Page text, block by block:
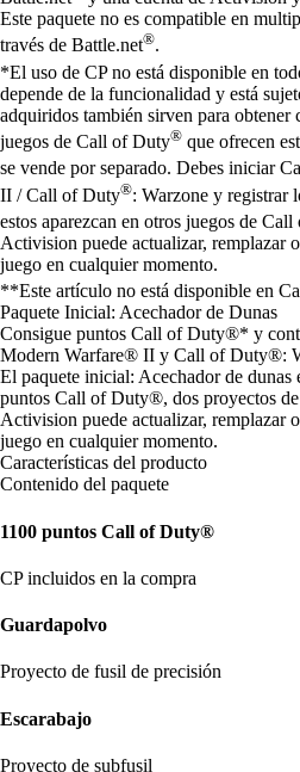
Este paquete no es compatible en
través de Battle.net®.
*El uso de CP no está disponible en
depende de la funcionalidad y está
adquiridos también sirven para
juegos de Call of Duty® que ofrecen
se vende por separado. Debes iniciar
II / Call of Duty®: Warzone y registrar
estos aparezcan en otros juegos de
Activision puede actualizar, remplazar
juego en cualquier momento.
**Este artículo no está disponible en
Paquete Inicial: Acechador de Dunas
Consigue puntos Call of Duty®* y
Modern Warfare® II y Call of Duty®:
El paquete inicial: Acechador de dunas
puntos Call of Duty®, dos proyectos de
Activision puede actualizar, remplazar
juego en cualquier momento.
Características del producto
Contenido del paquete
1100 puntos Call of Duty®
CP incluidos en la compra
Guardapolvo
Proyecto de fusil de precisión
Escarabajo
Proyecto de subfusil